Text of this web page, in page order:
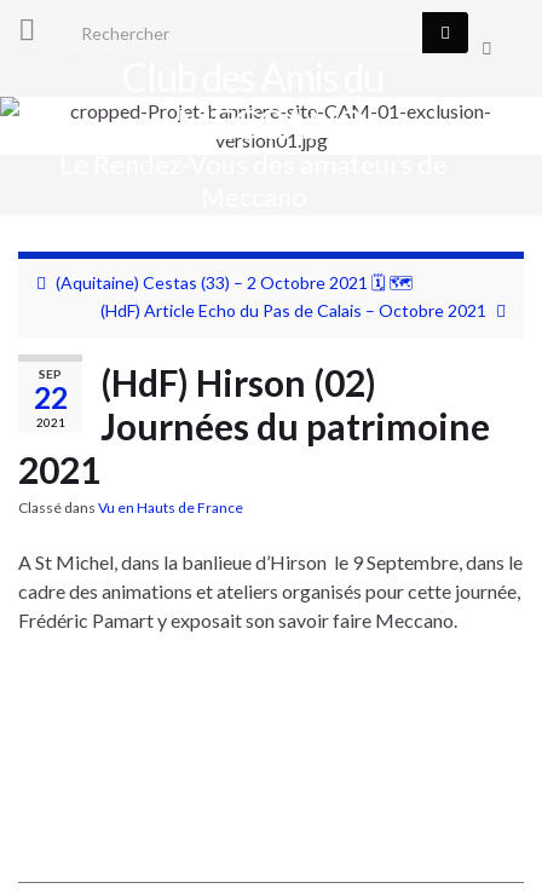
Toggle
form
Search for:
MECCANO
(Aquitaine) Cestas (33) – 2 Octobre 2021 🗓 🗺
(HdF) Article Echo du Pas de Calais – Octobre 2021
SEP
22
2021
(HdF) Hirson (02)
Journées du patrimoine
2021
Classé dans Vu en Hauts de France
A St Michel, dans la banlieue d’Hirson le 9 Septembre, dans le
cadre des animations et ateliers organisés pour cette journée,
Frédéric Pamart y exposait son savoir faire Meccano.